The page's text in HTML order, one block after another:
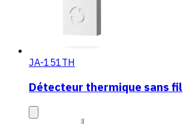
JA-151TH
Détecteur thermique sans fil